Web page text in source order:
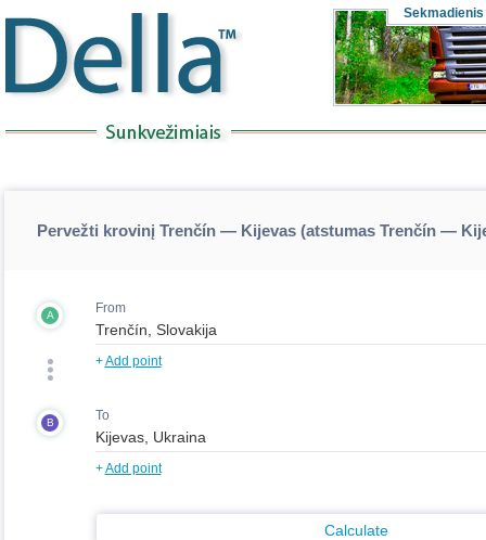
Sekmadienis
Pervežti krovinį Trenčín — Kijevas (atstumas Trenčín —
A From
+Add point
B To
+Add point
Calculate